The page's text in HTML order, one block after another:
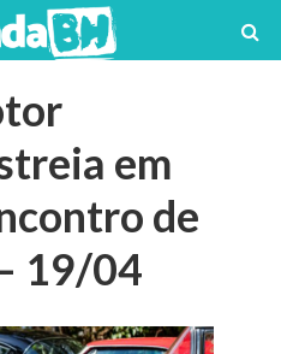
em
de
19/04